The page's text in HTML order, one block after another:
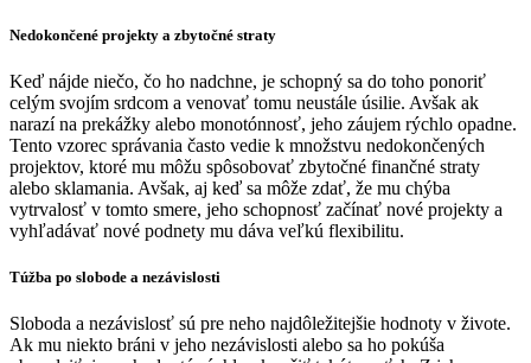
Nedokončené projekty a zbytočné straty
Keď nájde niečo, čo ho nadchne, je schopný sa do toho ponoriť
celým svojím srdcom a venovať tomu neustále úsilie. Avšak ak
narazí na prekážky alebo monotónnosť, jeho záujem rýchlo opadne.
Tento vzorec správania často vedie k množstvu nedokončených
projektov, ktoré mu môžu spôsobovať zbytočné finančné straty
alebo sklamania. Avšak, aj keď sa môže zdať, že mu chýba
vytrvalosť v tomto smere, jeho schopnosť začínať nové projekty a
vyhľadávať nové podnety mu dáva veľkú flexibilitu.
Túžba po slobode a nezávislosti
Sloboda a nezávislosť sú pre neho najdôležitejšie hodnoty v živote.
Ak mu niekto bráni v jeho nezávislosti alebo sa ho pokúša